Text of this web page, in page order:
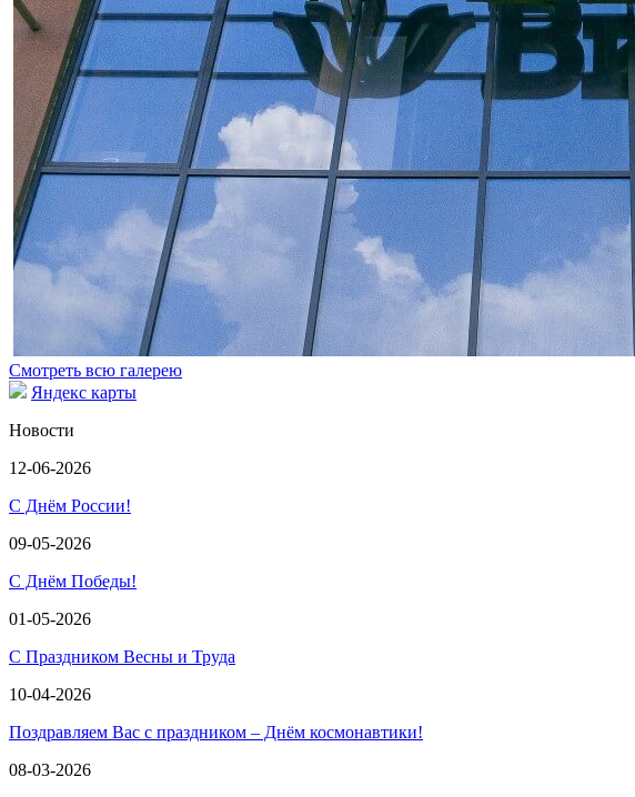
Смотреть всю галерею
Яндекс карты
Новости
12-06-2026
С Днём России!
09-05-2026
С Днём Победы!
01-05-2026
С Праздником Весны и Труда
10-04-2026
Поздравляем Вас с праздником – Днём космонавтики!
08-03-2026